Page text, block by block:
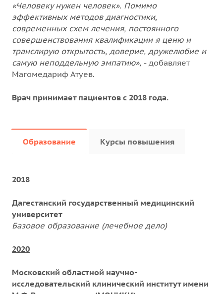
«Человеку нужен человек». Помимо
эффективных методов диагностики,
современных схем лечения, постоянного
совершенствования квалификации я ценю и
транслирую открытость, доверие, дружелюбие и
самую неподдельную эмпатию», - добавляет
Магомедариф Атуев.
Врач принимает пациентов с 2018 года.
Образование Курсы повышения
2018
Дагестанский государственный медицинский
университет
Базовое образование (лечебное дело)
2020
Московский областной научно-
исследовательский клинический институт имени